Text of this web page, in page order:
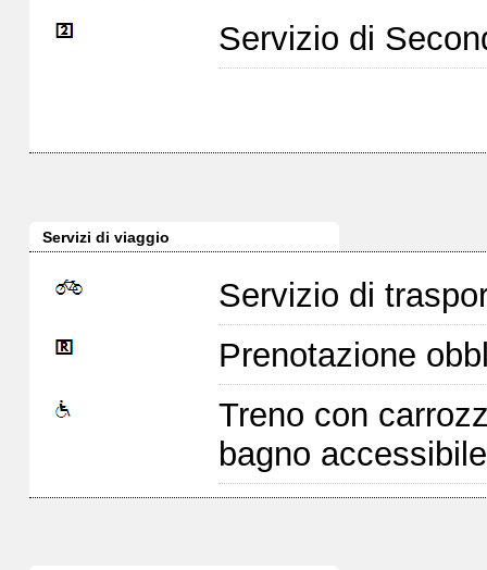
Servizio di
Servizi di viaggio
Servizio di
Prenotazione
Treno con
bagno